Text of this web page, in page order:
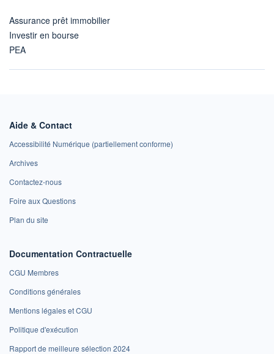
Assurance prêt immobilier
Investir en bourse
PEA
Aide & Contact
Accessibilité Numérique (partiellement conforme)
Archives
Contactez-nous
Foire aux Questions
Plan du site
Documentation Contractuelle
CGU Membres
Conditions générales
Mentions légales et CGU
Politique d'exécution
Rapport de meilleure sélection 2024